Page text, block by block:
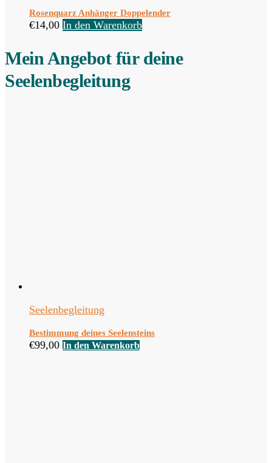
Rosenquarz Anhänger Doppelender
€14,00 In den Warenkorb
Mein Angebot für deine
Seelenbegleitung
Seelenbegleitung
Bestimmung deines Seelensteins
€99,00 In den Warenkorb